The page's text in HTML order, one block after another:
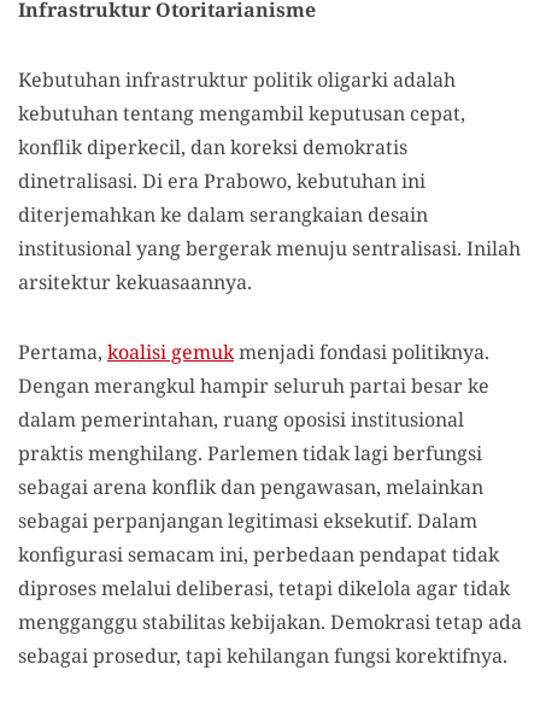
Infrastruktur Otoritarianisme
Kebutuhan infrastruktur politik oligarki adalah
kebutuhan tentang mengambil keputusan cepat,
konflik diperkecil, dan koreksi demokratis
dinetralisasi. Di era Prabowo, kebutuhan ini
diterjemahkan ke dalam serangkaian desain
institusional yang bergerak menuju sentralisasi. Inilah
arsitektur kekuasaannya.
Pertama, koalisi gemukmenjadi fondasi politiknya.
Dengan merangkul hampir seluruh partai besar ke
dalam pemerintahan, ruang oposisi institusional
praktis menghilang. Parlemen tidak lagi berfungsi
sebagai arena konflik dan pengawasan, melainkan
sebagai perpanjangan legitimasi eksekutif. Dalam
konfigurasi semacam ini, perbedaan pendapat tidak
diproses melalui deliberasi, tetapi dikelola agar tidak
mengganggu stabilitas kebijakan. Demokrasi tetap ada
sebagai prosedur, tapi kehilangan fungsi korektifnya.